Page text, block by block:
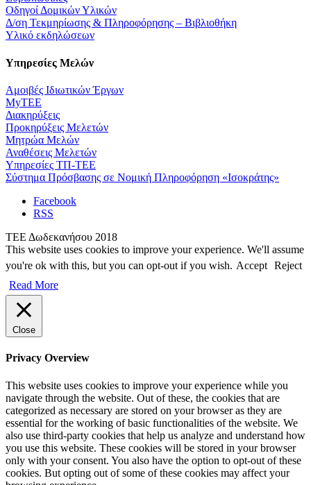
Οδηγοί Δομικών Υλικών
Δ/ση Τεκμηρίωσης & Πληροφόρησης – Βιβλιοθήκη
Υλικό εκδηλώσεων
Υπηρεσίες Μελών
Αμοιβές Ιδιωτικών Έργων
MyTEE
Διακηρύξεις
Προκηρύξεις Μελετών
Μητρώα Μελών
Αναθέσεις Μελετών
Υπηρεσίες ΤΠ-ΤΕΕ
Σύστημα Πρόσβασης σε Νομική Πληροφόρηση «Ισοκράτης»
Facebook
RSS
ΤΕΕ Δωδεκανήσου 2018
This website uses cookies to improve your experience. We'll assume
you're ok with this, but you can opt-out if you wish. Accept Reject
Read More
Close
Privacy Overview
This website uses cookies to improve your experience while you
navigate through the website. Out of these, the cookies that are
categorized as necessary are stored on your browser as they are
essential for the working of basic functionalities of the website. We
also use third-party cookies that help us analyze and understand how
you use this website. These cookies will be stored in your browser
only with your consent. You also have the option to opt-out of these
cookies. But opting out of some of these cookies may affect your